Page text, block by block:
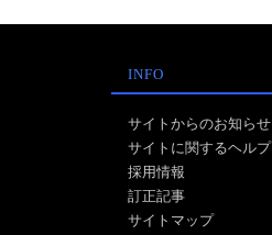
INFO
サイトからのお知らせ
サイトに関するヘルプ
採用情報
訂正記事
サイトマップ